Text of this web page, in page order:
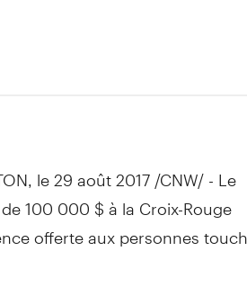
, le 29 août 2017 /CNW/ - Le
100 000 $ à la Croix-Rouge
offerte aux personnes